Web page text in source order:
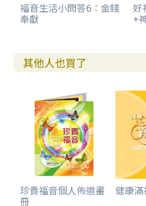
福音生活小問答6：金錢
奉獻
好
+
其他人也買了
珍貴福音個人佈道畫
冊
健康